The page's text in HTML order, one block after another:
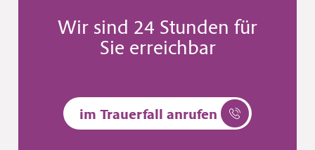
Wir sind 24 Stunden für
Sie erreichbar
im Trauerfall anrufen